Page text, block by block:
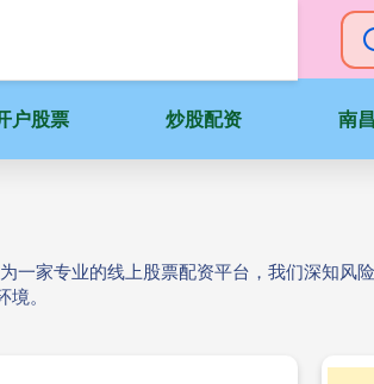
户股票 炒股配资 南
一家专业的线上股票配资平台，我们深知风
。